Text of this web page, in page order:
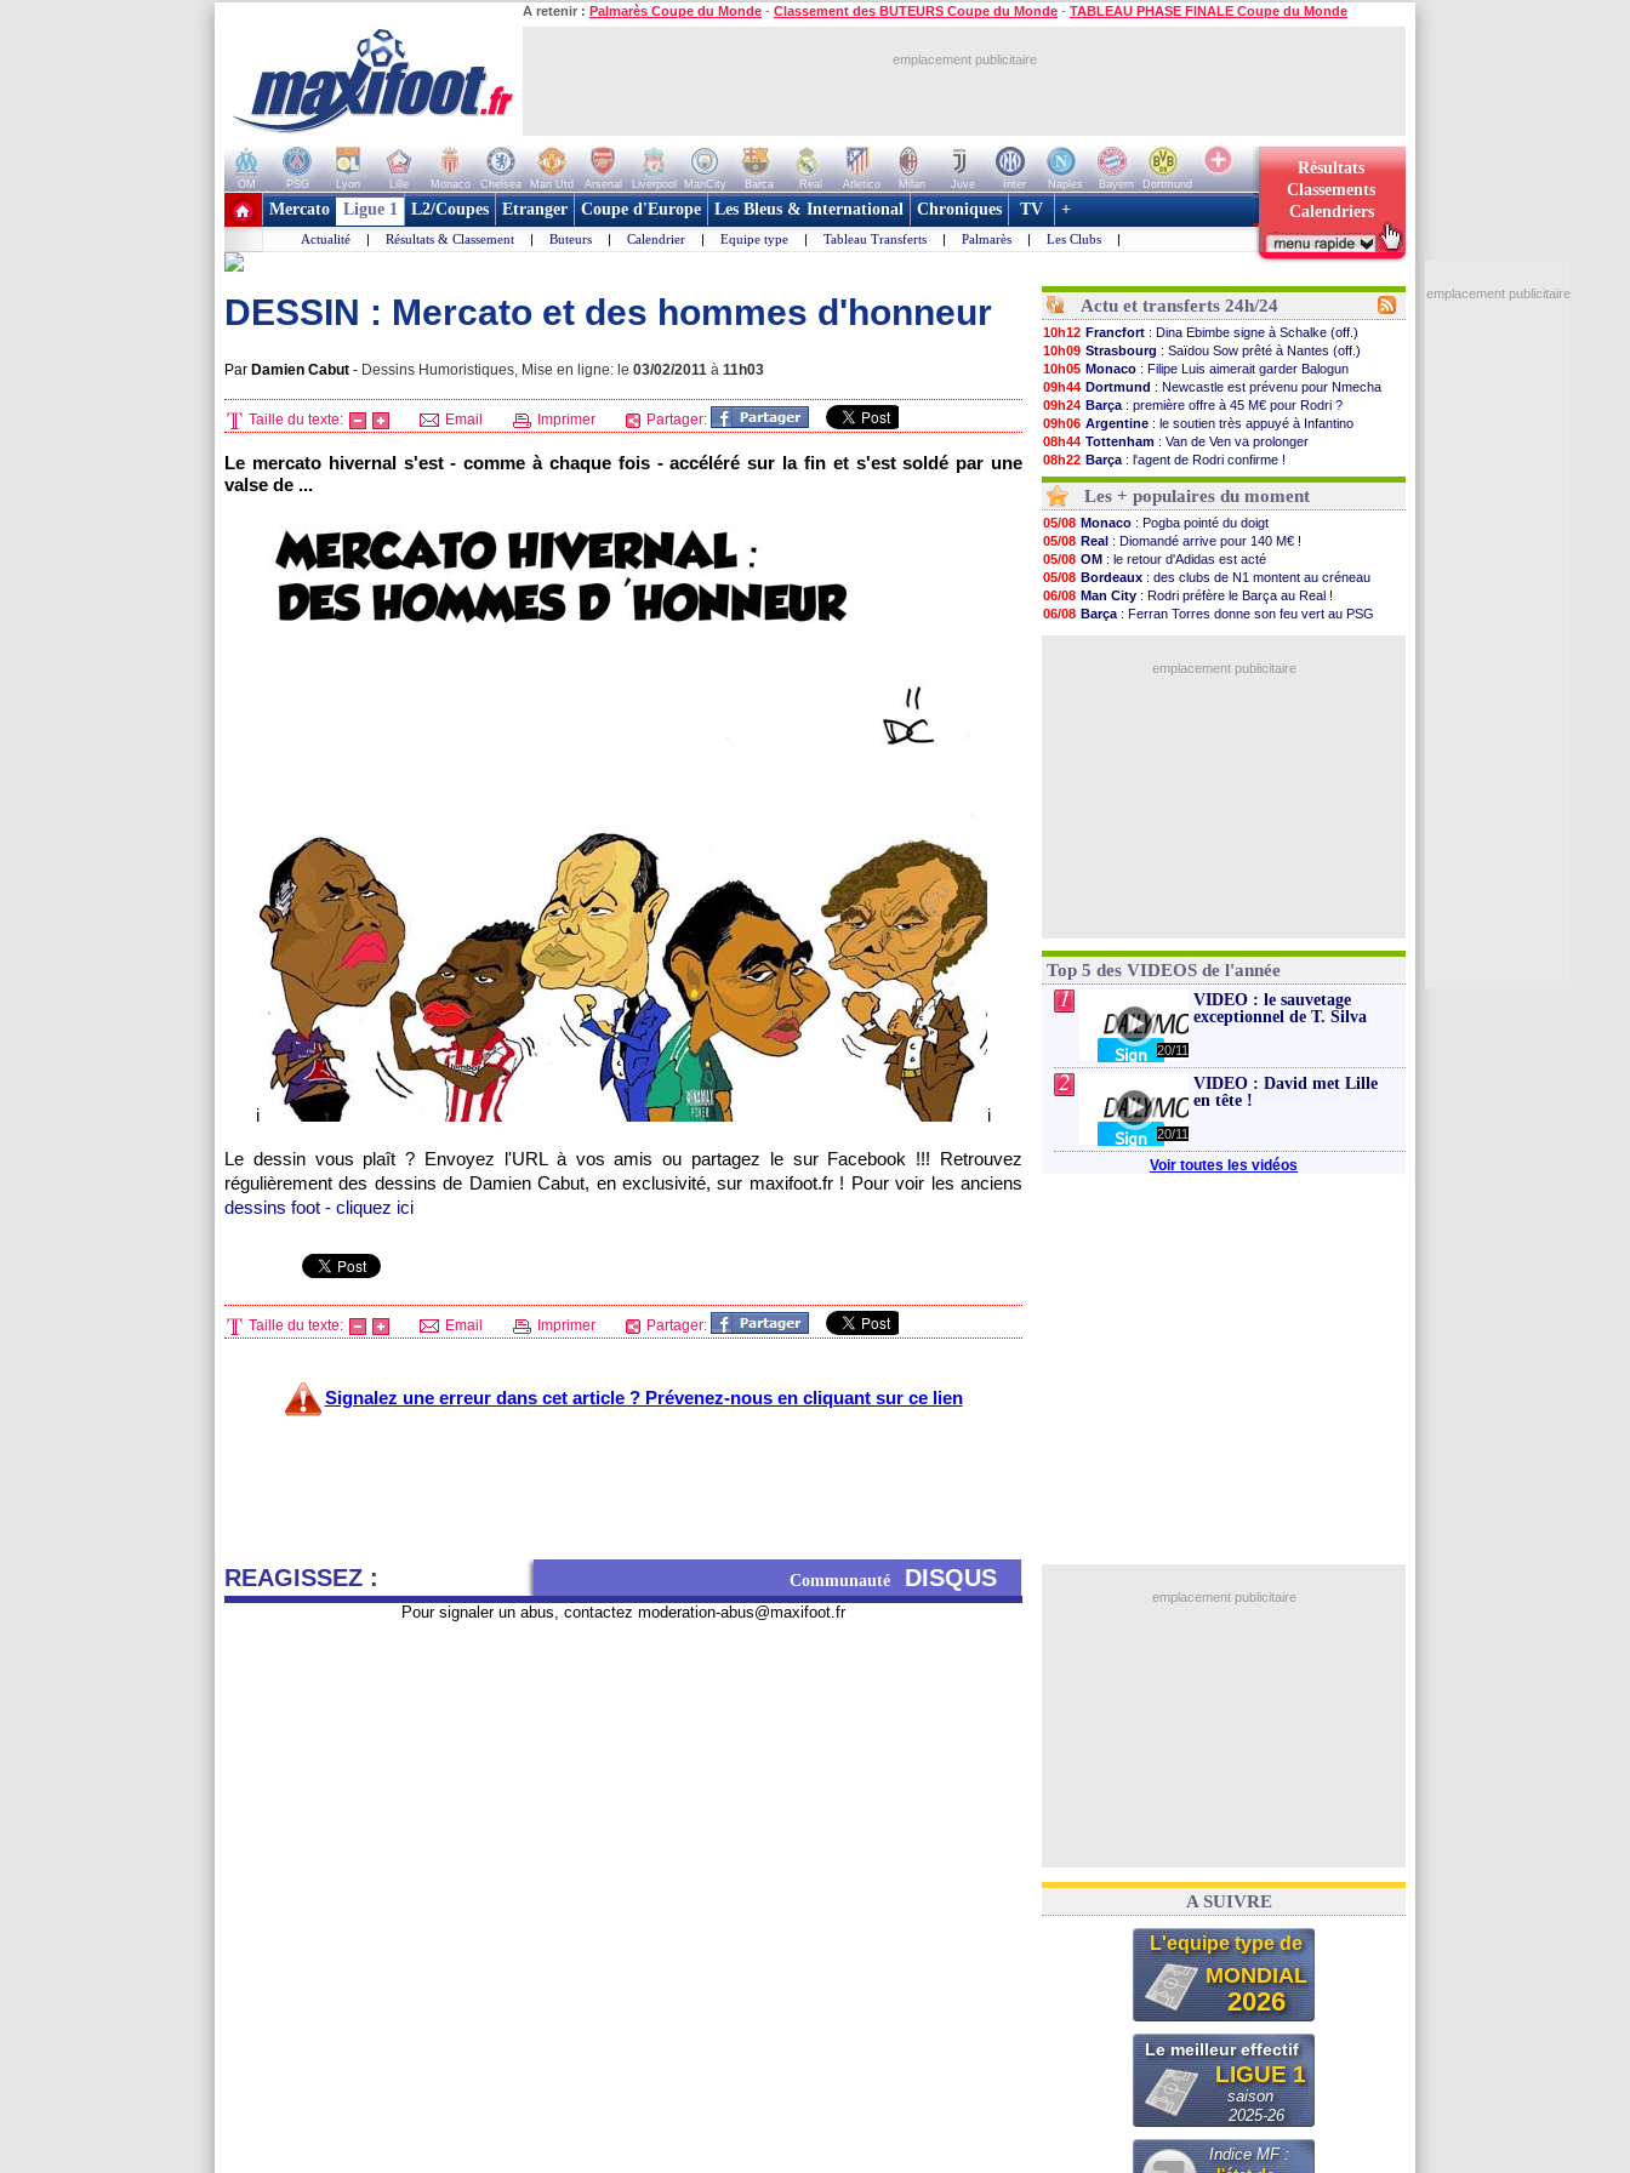
A retenir : Palmarès Coupe du Monde - Classement des BUTEURS Coupe du Monde - TABLEAU PHASE FINALE Coupe du Monde
emplacement publicitaire
OM PSG Lyon Lille Monaco Chelsea Man Utd Arsenal Liverpool ManCity Barca Real Atletico Milan Juve Inter Naples Bayern
Dortmund
+ de clubs
Résultats
Classements
Calendriers
Mercato Ligue 1 L2/Coupes Etranger Coupe d'Europe Les Bleus & International Chroniques TV +
Actualité | Résultats & Classement | Buteurs | Calendrier | Equipe type | Tableau Transferts | Palmarès | Les Clubs |
DESSIN : Mercato et des hommes d'honneur
Par Damien Cabut - Dessins Humoristiques, Mise en ligne: le 03/02/2011 à 11h03
Taille du texte: Email Imprimer Partager:
Le mercato hivernal s'est - comme à chaque fois - accéléré sur la fin et s'est soldé par une
valse de ...
i i
Le dessin vous plaît ? Envoyez l'URL à vos amis ou partagez le sur Facebook !!! Retrouvez
régulièrement des dessins de Damien Cabut, en exclusivité, sur maxifoot.fr ! Pour voir les anciens
dessins foot - cliquez ici
Taille du texte: Email Imprimer Partager:
Signalez une erreur dans cet article ? Prévenez-nous en cliquant sur ce lien
REAGISSEZ : Communauté DISQUS
Pour signaler un abus, contactez moderation-abus@maxifoot.fr
Actu et transferts 24h/24
10h12 Francfort : Dina Ebimbe signe à Schalke (off.)
10h09 Strasbourg : Saïdou Sow prêté à Nantes (off.)
10h05 Monaco : Filipe Luis aimerait garder Balogun
09h44 Dortmund : Newcastle est prévenu pour Nmecha
09h24 Barça : première offre à 45 M€ pour Rodri ?
09h06 Argentine : le soutien très appuyé à Infantino
08h44 Tottenham : Van de Ven va prolonger
08h22 Barça : l'agent de Rodri confirme !
06/08 FIFA: la CAF soutient Infantino
06/08
CdM 2030: Rubiales charge Infantino et ...
06/08 Rennes: Embolo a des pistes alléchantes
06/08 Côte d'Ivoire: Renard affiche ses ambitions
06/08 Rennes: Haise confirme pour Aït Boudlal
06/08 Man City: Trafford à Leeds pour 47 M€ (off...
06/08 Man Utd: Zirkzee vers la Juventus ?
06/08 Amical: Monaco s'impose contre Getafe
06/08 Nantes: Der Zakarian et sa relation avec Kita
: Tebas en remet une couche
Les + populaires du moment
05/08 Monaco : Pogba pointé du doigt
05/08 Real : Diomandé arrive pour 140 M€ !
05/08 OM : le retour d'Adidas est acté
05/08 Bordeaux : des clubs de N1 montent au créneau
06/08 Man City : Rodri préfère le Barça au Real !
06/08 Barça : Ferran Torres donne son feu vert au PSG
emplacement publicitaire
Top 5 des VIDEOS de l'année
1
20/11
VIDEO : le sauvetage
exceptionnel de T. Silva
2
20/11
VIDEO : David met Lille
en tête !
Voir toutes les vidéos
emplacement publicitaire
A SUIVRE
L'equipe type de
MONDIAL
2026
Le meilleur effectif
LIGUE 1
saison
2025-26
Indice MF :
emplacement publicitaire